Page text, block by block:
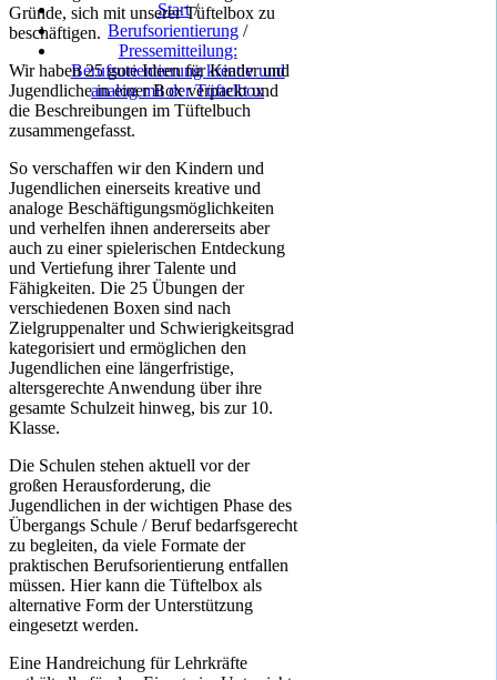
Start /
Berufsorientierung /
Pressemitteilung:
Berufsorientierung kreativ und
analog mit der Tüftelbox
Gründe, sich mit unserer Tüftelbox zu
beschäftigen.
Wir haben 25 gute Ideen für Kinder und
Jugendliche in einer Box verpackt und
die Beschreibungen im Tüftelbuch
zusammengefasst.
So verschaffen wir den Kindern und
Jugendlichen einerseits kreative und
analoge Beschäftigungsmöglichkeiten
und verhelfen ihnen andererseits aber
auch zu einer spielerischen Entdeckung
und Vertiefung ihrer Talente und
Fähigkeiten. Die 25 Übungen der
verschiedenen Boxen sind nach
Zielgruppenalter und Schwierigkeitsgrad
kategorisiert und ermöglichen den
Jugendlichen eine längerfristige,
altersgerechte Anwendung über ihre
gesamte Schulzeit hinweg, bis zur 10.
Klasse.
Die Schulen stehen aktuell vor der
großen Herausforderung, die
Jugendlichen in der wichtigen Phase des
Übergangs Schule / Beruf bedarfsgerecht
zu begleiten, da viele Formate der
praktischen Berufsorientierung entfallen
müssen. Hier kann die Tüftelbox als
alternative Form der Unterstützung
eingesetzt werden.
Eine Handreichung für Lehrkräfte